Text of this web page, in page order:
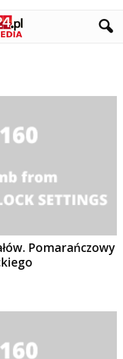
Pomarańczowy